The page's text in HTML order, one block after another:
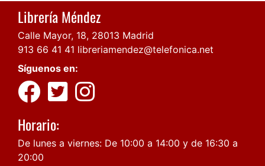
Librería Méndez
Calle Mayor, 18, 28013 Madrid
913 66 41 41 libreriamendez@telefonica.net
Síguenos en:
Horario:
De lunes a viernes: De 10:00 a 14:00 y de 16:30 a
20:00